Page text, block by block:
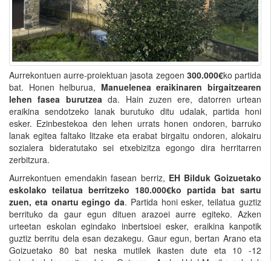
Aurrekontuen aurre-proiektuan jasota zegoen 300.000€ko partida
bat. Honen helburua, Manuelenea eraikinaren birgaitzearen
lehen fasea burutzea da. Hain zuzen ere, datorren urtean
eraikina sendotzeko lanak burutuko ditu udalak, partida honi
esker. Ezinbestekoa den lehen urrats honen ondoren, barruko
lanak egitea faltako litzake eta erabat birgaitu ondoren, alokairu
sozialera bideratutako sei etxebizitza egongo dira herritarren
zerbitzura.
Aurrekontuen emendakin fasean berriz, EH Bilduk Goizuetako
eskolako teilatua berritzeko 180.000€ko partida bat sartu
zuen, eta onartu egingo da. Partida honi esker, teilatua guztiz
berrituko da gaur egun dituen arazoei aurre egiteko. Azken
urteetan eskolan egindako inbertsioei esker, eraikina kanpotik
guztiz berritu dela esan dezakegu. Gaur egun, bertan Arano eta
Goizuetako 80 bat neska mutilek ikasten dute eta 10 -12